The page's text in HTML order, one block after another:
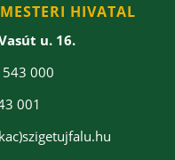
HIVATAL
u. 16.
000
001